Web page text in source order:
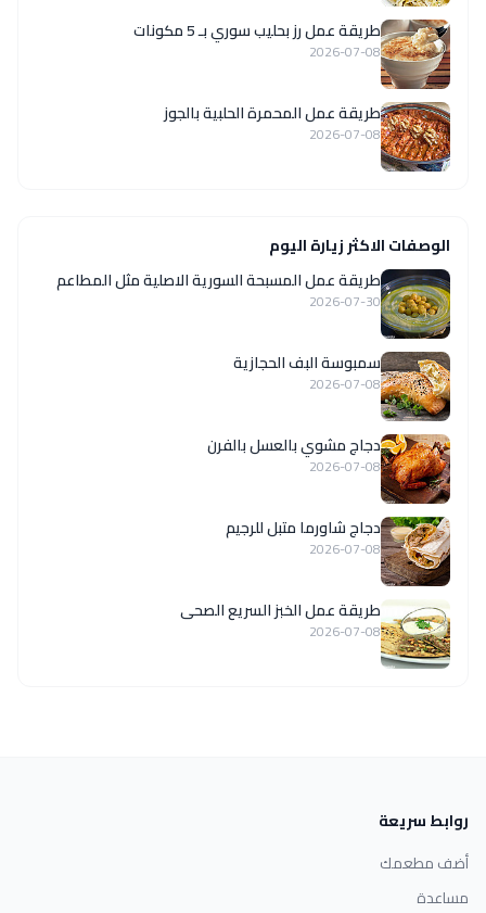
طريقة عمل رز بحليب سوري بـ 5 مكونات
2026-07-08
طريقة عمل المحمرة الحلبية بالجوز
2026-07-08
الوصفات الاكثر زيارة اليوم
‏طريقة عمل المسبحة السورية الاصلية مثل المطاعم
2026-07-30
سمبوسة البف الحجازية
2026-07-08
دجاج مشوي بالعسل بالفرن
2026-07-08
دجاج شاورما متبل للرجيم
2026-07-08
طريقة عمل الخبز السريع الصحى
2026-07-08
روابط سريعة
أضف مطعمك
مساعدة